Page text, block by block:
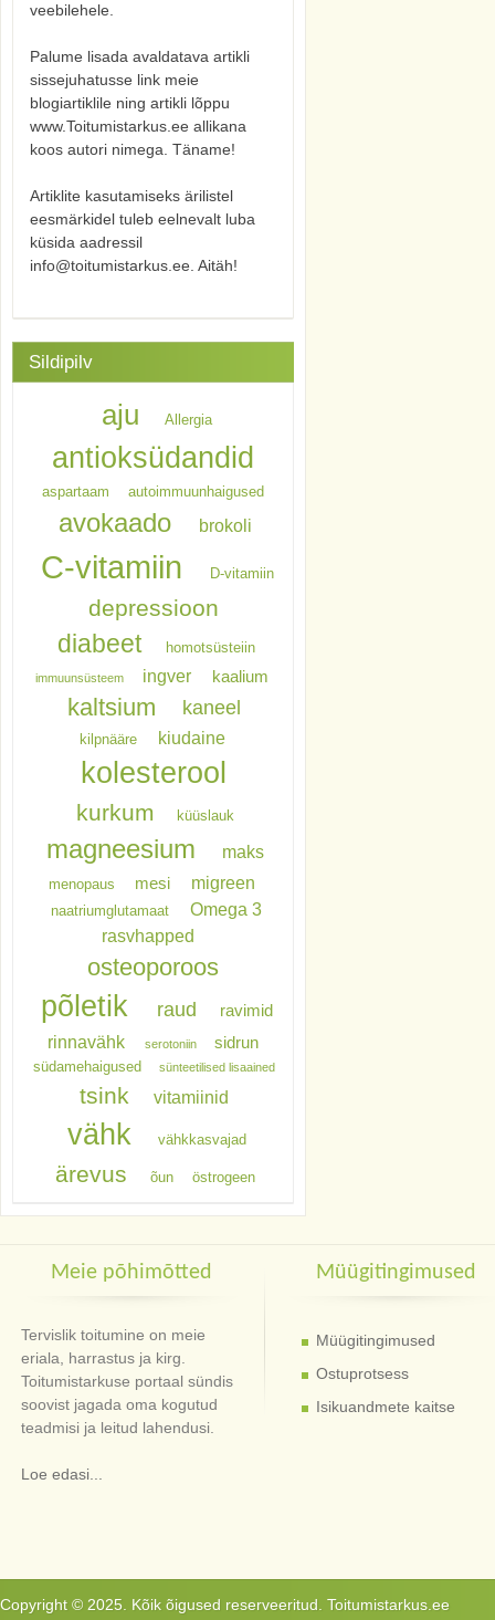
veebilehele.
Palume lisada avaldatava artikli
sissejuhatusse link meie
blogiartiklile ning artikli lõppu
www.Toitumistarkus.ee allikana
koos autori nimega. Täname!
Artiklite kasutamiseks ärilistel
eesmärkidel tuleb eelnevalt luba
küsida aadressil
info@toitumistarkus.ee. Aitäh!
Sildipilv
aju Allergia
antioksüdandid
aspartaam autoimmuunhaigused
avokaado brokoli
C-vitamiin D-vitamiin
depressioon
diabeet homotsüsteiin
immuunsüsteem ingver kaalium
kaltsium kaneel
kilpnääre kiudaine
kolesterool
kurkum küüslauk
magneesium maks
menopaus mesi migreen
naatriumglutamaat
Omega 3
rasvhapped
osteoporoos
põletik raud ravimid
rinnavähk serotoniin sidrun
südamehaigused sünteetilised lisaained
tsink vitamiinid
vähk vähkkasvajad
ärevus õun östrogeen
Meie põhimõtted
Tervislik toitumine on meie
eriala, harrastus ja kirg.
Toitumistarkuse portaal sündis
soovist jagada oma kogutud
teadmisi ja leitud lahendusi.
Loe edasi...
Müügitingimused
Müügitingimused
Ostuprotsess
Isikuandmete kaitse
Copyright © 2025. Kõik õigused reserveeritud. Toitumistarkus.ee